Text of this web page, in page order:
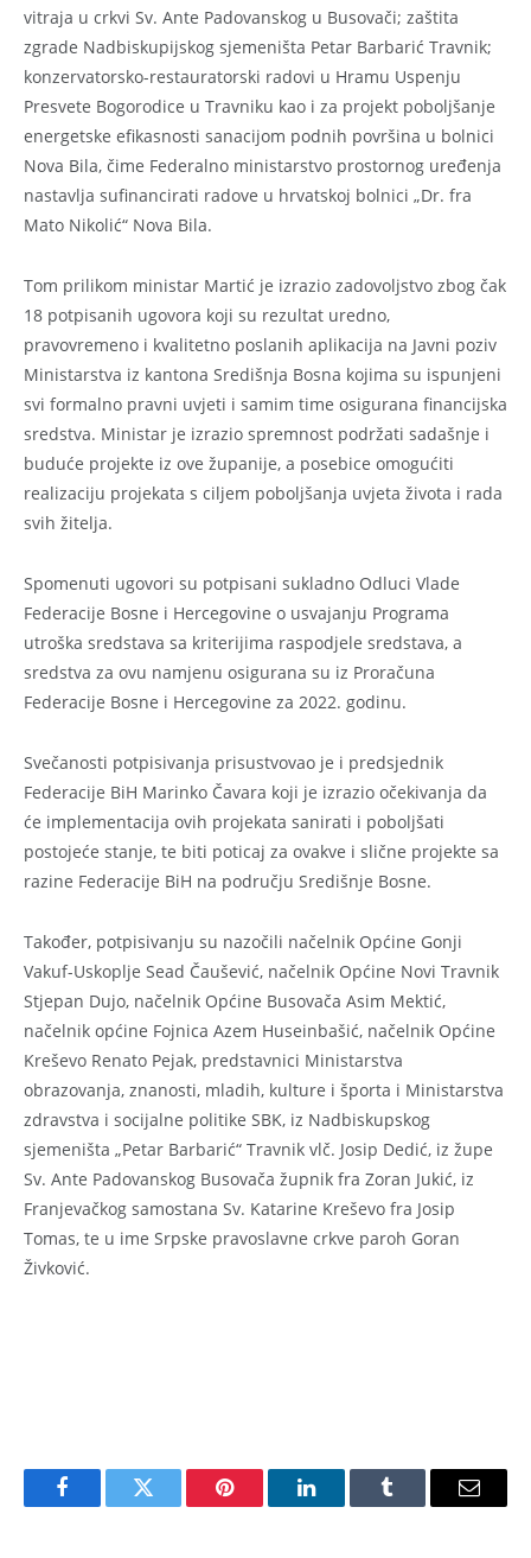
vitraja u crkvi Sv. Ante Padovanskog u Busovači; zaštita
zgrade Nadbiskupijskog sjemeništa Petar Barbarić Travnik;
konzervatorsko-restauratorski radovi u Hramu Uspenju
Presvete Bogorodice u Travniku kao i za projekt poboljšanje
energetske efikasnosti sanacijom podnih površina u bolnici
Nova Bila, čime Federalno ministarstvo prostornog uređenja
nastavlja sufinancirati radove u hrvatskoj bolnici „Dr. fra
Mato Nikolić“ Nova Bila.
Tom prilikom ministar Martić je izrazio zadovoljstvo zbog čak
18 potpisanih ugovora koji su rezultat uredno,
pravovremeno i kvalitetno poslanih aplikacija na Javni poziv
Ministarstva iz kantona Središnja Bosna kojima su ispunjeni
svi formalno pravni uvjeti i samim time osigurana financijska
sredstva. Ministar je izrazio spremnost podržati sadašnje i
buduće projekte iz ove županije, a posebice omogućiti
realizaciju projekata s ciljem poboljšanja uvjeta života i rada
svih žitelja.
Spomenuti ugovori su potpisani sukladno Odluci Vlade
Federacije Bosne i Hercegovine o usvajanju Programa
utroška sredstava sa kriterijima raspodjele sredstava, a
sredstva za ovu namjenu osigurana su iz Proračuna
Federacije Bosne i Hercegovine za 2022. godinu.
Svečanosti potpisivanja prisustvovao je i predsjednik
Federacije BiH Marinko Čavara koji je izrazio očekivanja da
će implementacija ovih projekata sanirati i poboljšati
postojeće stanje, te biti poticaj za ovakve i slične projekte sa
razine Federacije BiH na području Središnje Bosne.
Također, potpisivanju su nazočili načelnik Općine Gonji
Vakuf-Uskoplje Sead Čaušević, načelnik Općine Novi Travnik
Stjepan Dujo, načelnik Općine Busovača Asim Mektić,
načelnik općine Fojnica Azem Huseinbašić, načelnik Općine
Kreševo Renato Pejak, predstavnici Ministarstva
obrazovanja, znanosti, mladih, kulture i športa i Ministarstva
zdravstva i socijalne politike SBK, iz Nadbiskupskog
sjemeništa „Petar Barbarić“ Travnik vlč. Josip Dedić, iz župe
Sv. Ante Padovanskog Busovača župnik fra Zoran Jukić, iz
Franjevačkog samostana Sv. Katarine Kreševo fra Josip
Tomas, te u ime Srpske pravoslavne crkve paroh Goran
Živković.
FacebookTwitter Pinterest LinkedInTumblr Email